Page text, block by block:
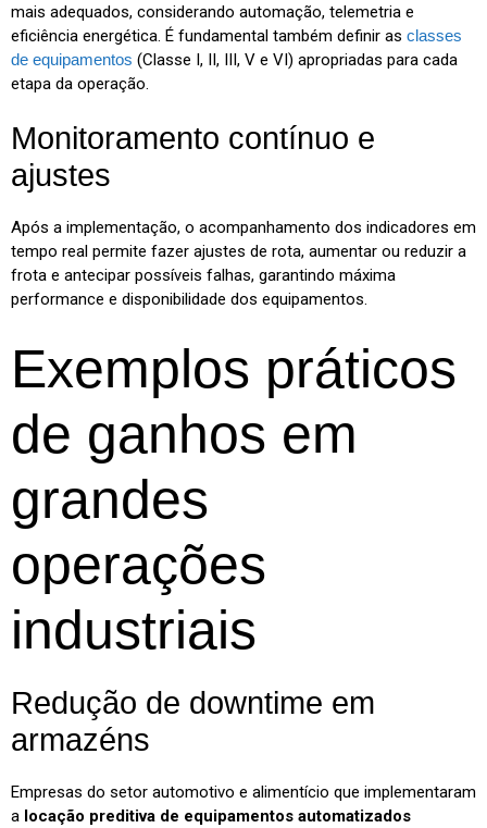
mais adequados, considerando automação, telemetria e
eficiência energética. É fundamental também definir as classes
de equipamentos (Classe I, II, III, V e VI) apropriadas para cada
etapa da operação.
Monitoramento contínuo e
ajustes
Após a implementação, o acompanhamento dos indicadores em
tempo real permite fazer ajustes de rota, aumentar ou reduzir a
frota e antecipar possíveis falhas, garantindo máxima
performance e disponibilidade dos equipamentos.
Exemplos práticos
de ganhos em
grandes
operações
industriais
Redução de downtime em
armazéns
Empresas do setor automotivo e alimentício que implementaram
a locação preditiva de equipamentos automatizados